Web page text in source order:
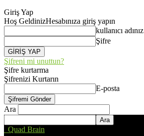
Giriş Yap
Hoş GeldinizHesabınıza giriş yapın
kullanıcı adınız
Şifre
Şifreni mi unuttun?
Şifre kurtarma
Şifrenizi Kurtarın
E-posta
Ara
Quad Brain